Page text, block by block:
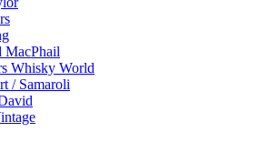
MacPhail
Whisky World
/ Samaroli